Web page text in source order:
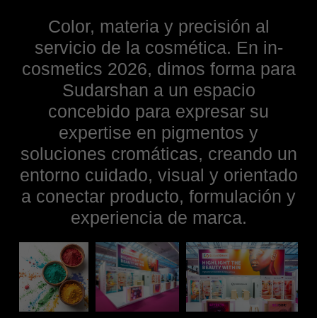
Color, materia y precisión al
servicio de la cosmética. En in-
cosmetics 2026, dimos forma para
Sudarshan a un espacio
concebido para expresar su
expertise en pigmentos y
soluciones cromáticas, creando un
entorno cuidado, visual y orientado
a conectar producto, formulación y
experiencia de marca.